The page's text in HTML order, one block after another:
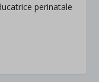
perinatale